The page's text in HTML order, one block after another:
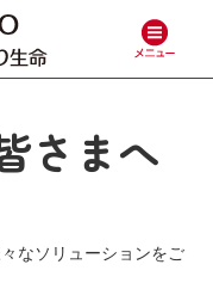
さまへ
なソリューションをご